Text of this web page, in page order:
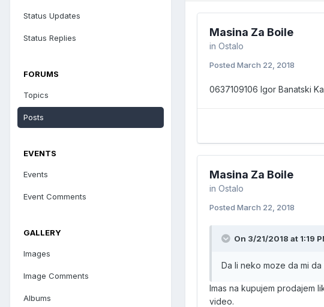
Status Updates
Status Replies
FORUMS
Topics
Posts
EVENTS
Events
Event Comments
GALLERY
Images
Image Comments
Albums
Masina Za Boile
in Ostalo
Posted March 22, 2018
0637109106 Igor Banatski
Masina Za Boile
in Ostalo
Posted March 22, 2018
On 3/21/2018 at 1:19
Da li neko moze da mi
Imas na kupujem prodajem
video.